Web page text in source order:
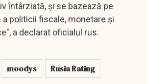
întârziată, şi se bazează pe
politicii fiscale, monetare şi
a declarat oficialul rus.
moodys Rusia Rating